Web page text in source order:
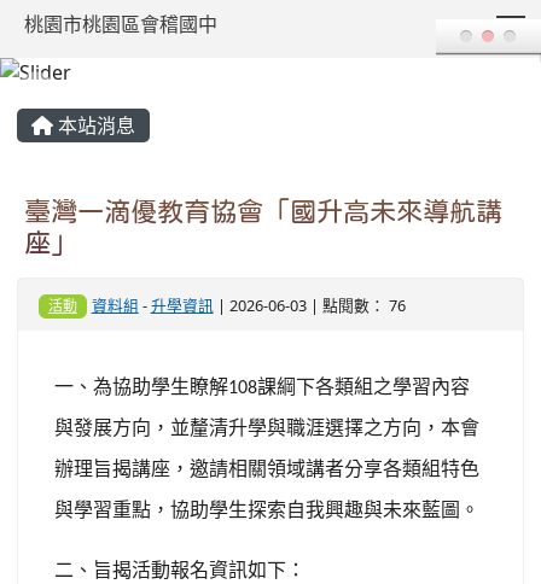
桃園市桃園區會稽國中
本站消息
臺灣一滴優教育協會「國升高未來導航講
座」
活動 資料組 -升學資訊| 2026-06-03 | 點閱數： 76
一、為協助學生瞭解108課綱下各類組之學習內容
與發展方向，並釐清升學與職涯選擇之方向，本會
辦理旨揭講座，邀請相關領域講者分享各類組特色
與學習重點，協助學生探索自我興趣與未來藍圖。
二、旨揭活動報名資訊如下：